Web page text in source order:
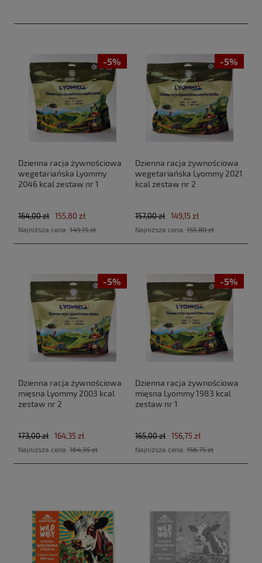
-5%
Dzienna racja żywnościowa
wegetariańska Lyommy
2046 kcal zestaw nr 1
155,80 zł
164,00 zł
Najniższa cena:149,15 zł
-5%
Dzienna racja żywnościowa
wegetariańska Lyommy 2021
kcal zestaw nr 2
149,15 zł
157,00 zł
Najniższa cena:155,80 zł
-5%
Dzienna racja żywnościowa
mięsna Lyommy 2003 kcal
zestaw nr 2
164,35 zł
173,00 zł
Najniższa cena:164,35 zł
-5%
Dzienna racja żywnościowa
mięsna Lyommy 1983 kcal
zestaw nr 1
156,75 zł
165,00 zł
Najniższa cena:156,75 zł